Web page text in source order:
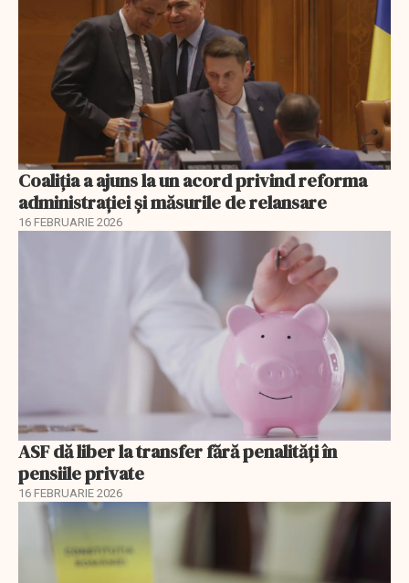
Coaliția a ajuns la un acord privind reforma
administrației și măsurile de relansare
16 FEBRUARIE 2026
ASF dă liber la transfer fără penalități în
pensiile private
16 FEBRUARIE 2026